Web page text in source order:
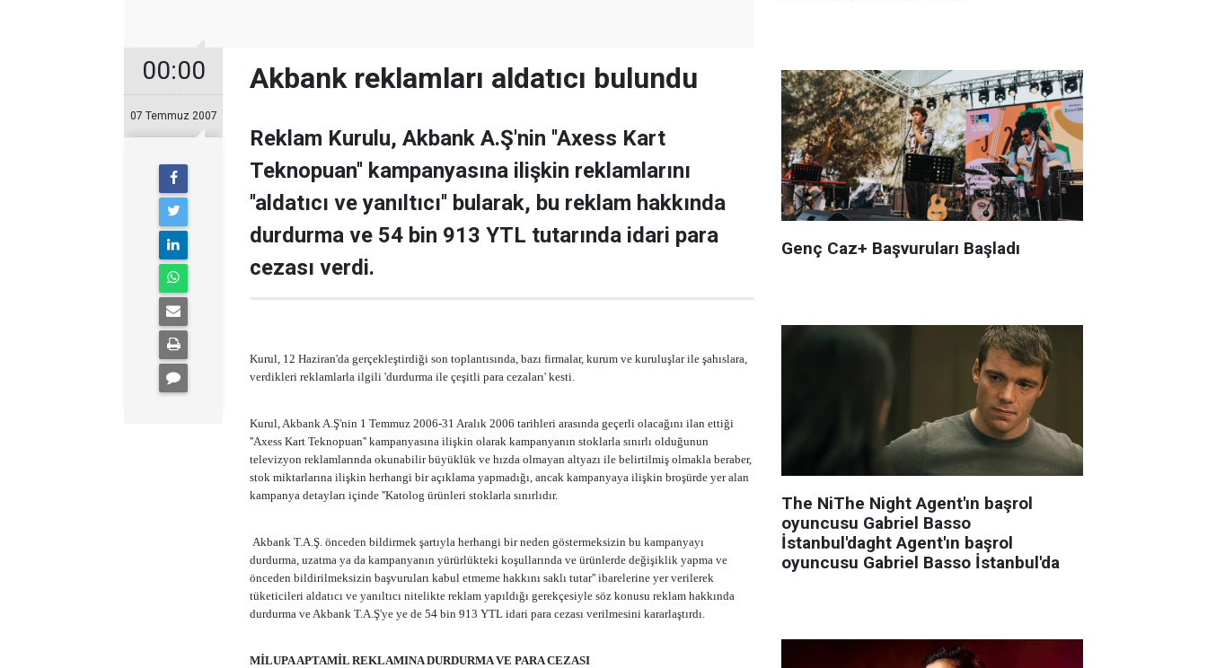
00:00
07 Temmuz 2007
Akbank reklamları aldatıcı bulundu
Reklam Kurulu, Akbank A.Ş'nin ''Axess Kart
Teknopuan'' kampanyasına ilişkin reklamlarını
''aldatıcı ve yanıltıcı'' bularak, bu reklam hakkında
durdurma ve 54 bin 913 YTL tutarında idari para
cezası verdi.
Kurul, 12 Haziran'da gerçekleştirdiği son toplantısında, bazı firmalar, kurum ve kuruluşlar ile şahıslara,
verdikleri reklamlarla ilgili 'durdurma ile çeşitli para cezaları' kesti.
Kurul, Akbank A.Ş'nin 1 Temmuz 2006-31 Aralık 2006 tarihleri arasında geçerli olacağını ilan ettiği
''Axess Kart Teknopuan'' kampanyasına ilişkin olarak kampanyanın stoklarla sınırlı olduğunun
televizyon reklamlarında okunabilir büyüklük ve hızda olmayan altyazı ile belirtilmiş olmakla beraber,
stok miktarlarına ilişkin herhangi bir açıklama yapmadığı, ancak kampanyaya ilişkin broşürde yer alan
kampanya detayları içinde ''Katolog ürünleri stoklarla sınırlıdır.
Akbank T.A.Ş. önceden bildirmek şartıyla herhangi bir neden göstermeksizin bu kampanyayı
durdurma, uzatma ya da kampanyanın yürürlükteki koşullarında ve ürünlerde değişiklik yapma ve
önceden bildirilmeksizin başvuruları kabul etmeme hakkını saklı tutar'' ibarelerine yer verilerek
tüketicileri aldatıcı ve yanıltıcı nitelikte reklam yapıldığı gerekçesiyle söz konusu reklam hakkında
durdurma ve Akbank T.A.Ş'ye ye de 54 bin 913 YTL idari para cezası verilmesini kararlaştırdı.
MİLUPA APTAMİL REKLAMINA DURDURMA VE PARA CEZASI
Genç Caz+ Başvuruları Başladı
The NiThe Night Agent'ın başrol
oyuncusu Gabriel Basso
İstanbul'daght Agent'ın başrol
oyuncusu Gabriel Basso İstanbul'da